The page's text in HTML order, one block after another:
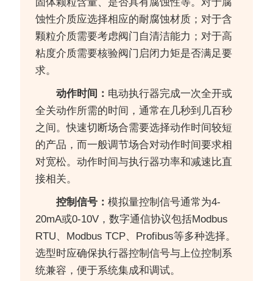
固体颗粒含量、是否具有腐蚀性等。对于腐
蚀性介质应选择相应的耐腐蚀材质；对于含
颗粒介质需要考虑阀门自清洁能力；对于高
粘度介质需要核验阀门启闭力矩是否满足要
求。
动作时间： 电动执行器完成一次全开或
全关动作所需的时间，通常在几秒到几百秒
之间。快速切断场合需要选择动作时间较短
的产品，而一般调节场合对动作时间要求相
对宽松。动作时间与执行器功率和减速比直
接相关。
控制信号：模拟量控制信号通常为4-
20mA或0-10V，数字通信协议包括Modbus
RTU、Modbus TCP、Profibus等多种选择。
选型时应确保执行器控制信号与上位控制系
统兼容，便于系统集成和调试。